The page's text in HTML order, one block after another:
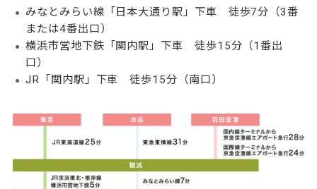
みなとみらい線「日本大通り駅」下車 徒歩7分（3番
または4番出口）
横浜市営地下鉄「関内駅」下車 徒歩15分（1番出
口）
JR「関内駅」下車 徒歩15分（南口）